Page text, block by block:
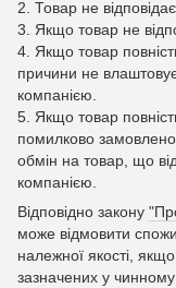
2. Товар не
3. Якщо товар не
4. Якщо товар
причини не
компанією.
5. Якщо товар
помилково замовлено
обмін на товар, що
компанією.
Відповідно закону
може відмовити
належної якості,
зазначених у чинному